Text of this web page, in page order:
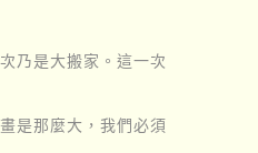
乃是大搬家。這一次
是那麼大，我們必須